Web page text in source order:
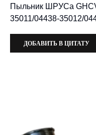
Пыльник ШРУСа
35011/04438-35012/
ДОБАВИТЬ В ЦИТАТУ